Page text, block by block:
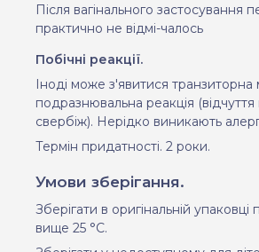
Після вагінального застосування
практично не відмі-чалось
Побічні реакції.
Іноді може з'явитися транзиторна
подразнювальна реакція (відчуття
свербіж). Нерідко виникають
Термін придатності. 2 роки.
Умови зберігання.
Зберігати в оригінальній
вище 25 °С.